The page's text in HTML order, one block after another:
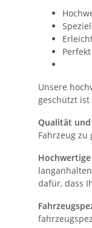
Unsere
geschützt
Qualität und
Fahrzeug
dafür, dass